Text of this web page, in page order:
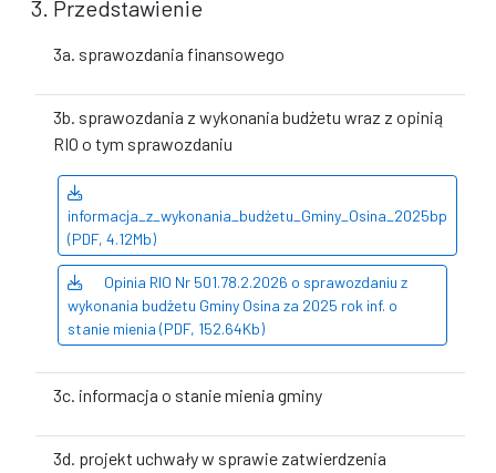
3. Przedstawienie
3a. sprawozdania finansowego
3b. sprawozdania z wykonania budżetu wraz z opinią
RIO o tym sprawozdaniu
informacja_z_wykonania_budżetu_Gminy_Osina_2025bp
(PDF, 4.12Mb)
Opinia RIO Nr 501.78.2.2026 o sprawozdaniu z
wykonania budżetu Gminy Osina za 2025 rok inf. o
stanie mienia (PDF, 152.64Kb)
3c. informacja o stanie mienia gminy
3d. projekt uchwały w sprawie zatwierdzenia